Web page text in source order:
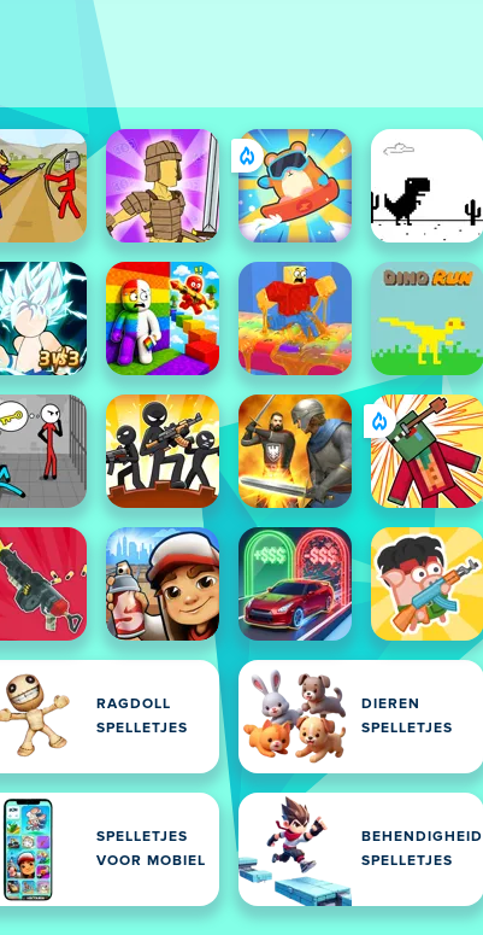
RAGDOLL
SPELLETJES
DIEREN
SPELLETJES
SPELLETJES
VOOR MOBIEL
BEHENDIGHEID
SPELLETJES